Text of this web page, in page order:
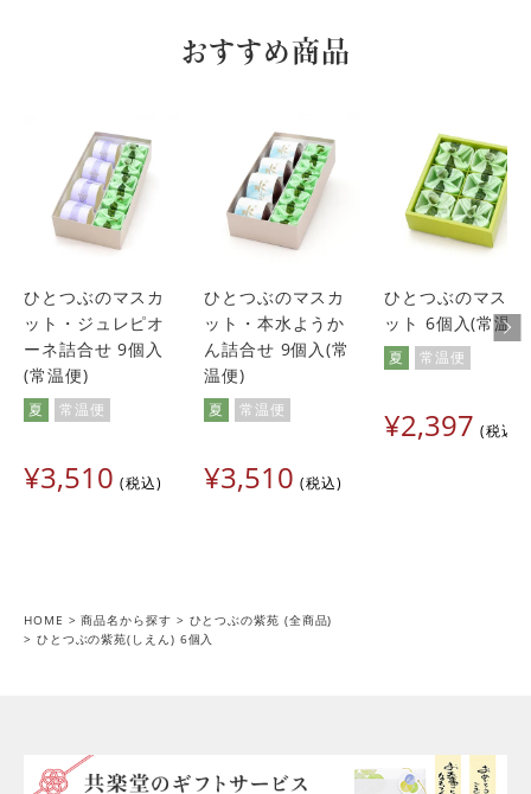
おすすめ商品
ひとつぶのマスカ
ット・ジュレピオ
ーネ詰合せ 9個入
(常温便)
夏 常温便
¥3,510 税込
ひとつぶのマスカ
ット・本水ようか
ん詰合せ 9個入(常
温便)
夏 常温便
¥3,510 税込
ひとつぶのマスカ
ット 6個入(常温
夏 常温便
¥2,397 税込
HOME 商品名から探す
ひとつぶの紫苑 (全商品)
ひとつぶの紫苑(しえん) 6個入